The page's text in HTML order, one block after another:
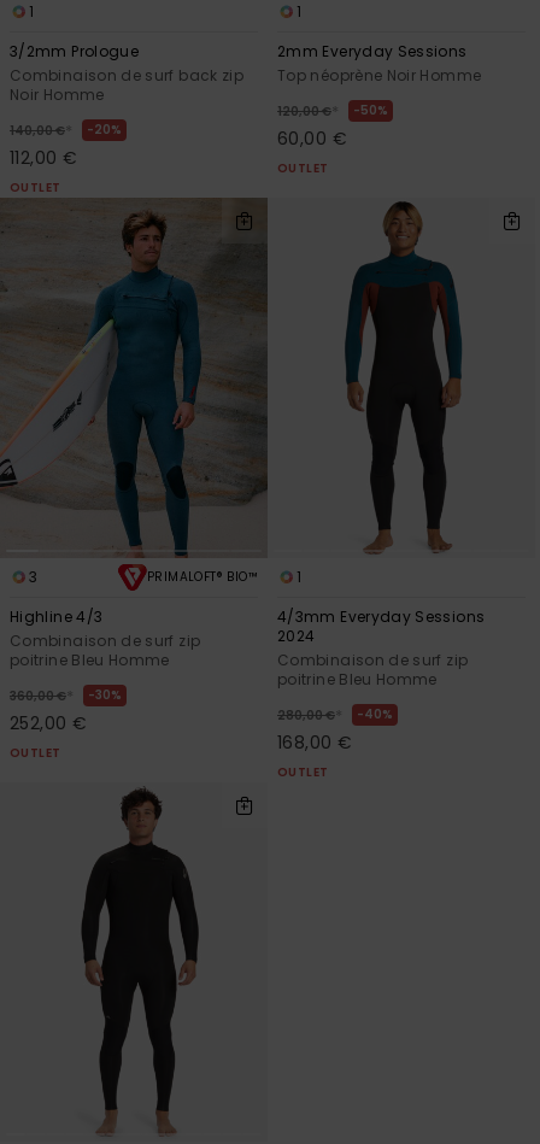
1
3/2mm Prologue
Combinaison de surf back zip
Noir Homme
140,00 € * 20%
112,00 €
OUTLET
1
2mm Everyday Sessions
Top néoprène Noir Homme
120,00 € * 50%
60,00 €
OUTLET
3 PRIMALOFT® BIO™
Highline 4/3
Combinaison de surf zip
poitrine Bleu Homme
360,00 € * 30%
252,00 €
OUTLET
1
4/3mm Everyday Sessions
2024
Combinaison de surf zip
poitrine Bleu Homme
280,00 € * 40%
168,00 €
OUTLET